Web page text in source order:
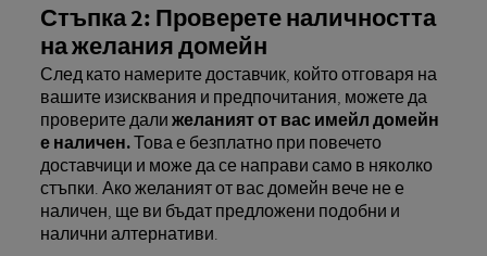
Стъпка 2: Проверете наличността
на желания домейн
След като намерите доставчик, който отговаря на
вашите изисквания и предпочитания, можете да
проверите дали желаният от вас имейл домейн
е наличен.Това е безплатно при повечето
доставчици и може да се направи само в няколко
стъпки. Ако желаният от вас домейн вече не е
наличен, ще ви бъдат предложени подобни и
налични алтернативи.